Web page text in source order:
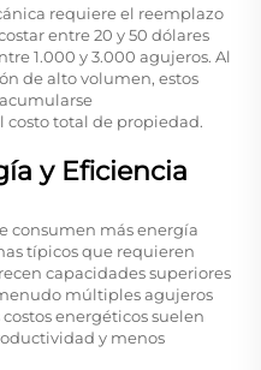
requiere el reemplazo
entre 20 y 50 dólares
1.000 y 3.000 agujeros. Al
de alto volumen, estos
total de propiedad.
y Eficiencia
consumen más energía
típicos que requieren
capacidades superiores
múltiples agujeros
energéticos suelen
y menos